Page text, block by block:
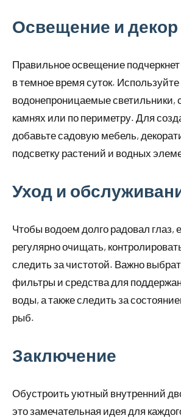
Освещение и декор
Правильное освещение
в темное время суток. Используйте
водонепроницаемые светильники,
камнях или по периметру. Для
добавьте садовую мебель,
подсветку растений и водных
Уход и
Чтобы водоем долго радовал глаз,
регулярно очищать,
следить за чистотой. Важно
фильтры и средства для
воды, а также следить за
рыб.
Заключение
Обустроить уютный внутренний
это замечательная идея для